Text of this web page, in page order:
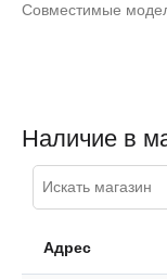
Совместимые
Наличие в
Адрес